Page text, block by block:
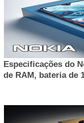
Especificações do
de RAM, bateria de